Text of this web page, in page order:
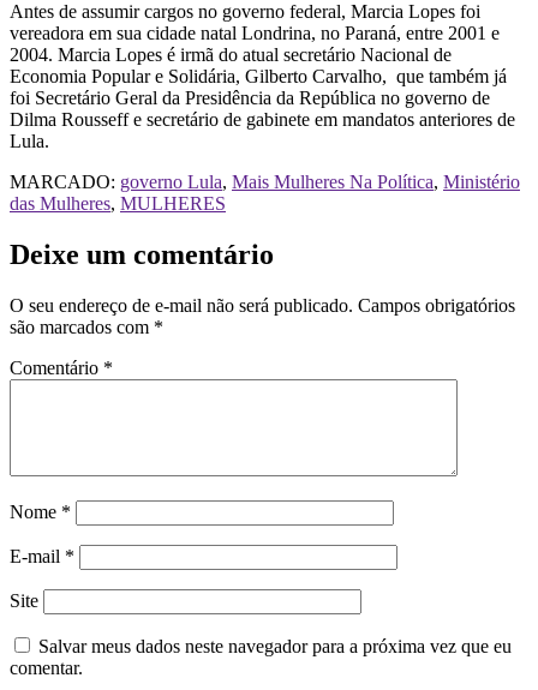
Antes de assumir cargos no governo federal, Marcia Lopes foi
vereadora em sua cidade natal Londrina, no Paraná, entre 2001 e
2004. Marcia Lopes é irmã do atual secretário Nacional de
Economia Popular e Solidária, Gilberto Carvalho, que também já
foi Secretário Geral da Presidência da República no governo de
Dilma Rousseff e secretário de gabinete em mandatos anteriores de
Lula.
MARCADO: governo Lula, Mais Mulheres Na Política, Ministério
das Mulheres, MULHERES
Deixe um comentário
O seu endereço de e-mail não será publicado. Campos obrigatórios
são marcados com *
Comentário *
Nome *
E-mail *
Site
Salvar meus dados neste navegador para a próxima vez que eu
comentar.